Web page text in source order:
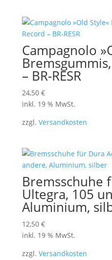
Campagnolo
– BR-RESR
24,50 €
inkl. 19 % MwSt.
zzgl. Versandkosten
Bremsschuhe
Ultegra, 105
Aluminium,
12,50 €
inkl. 19 % MwSt.
zzgl. Versandkosten